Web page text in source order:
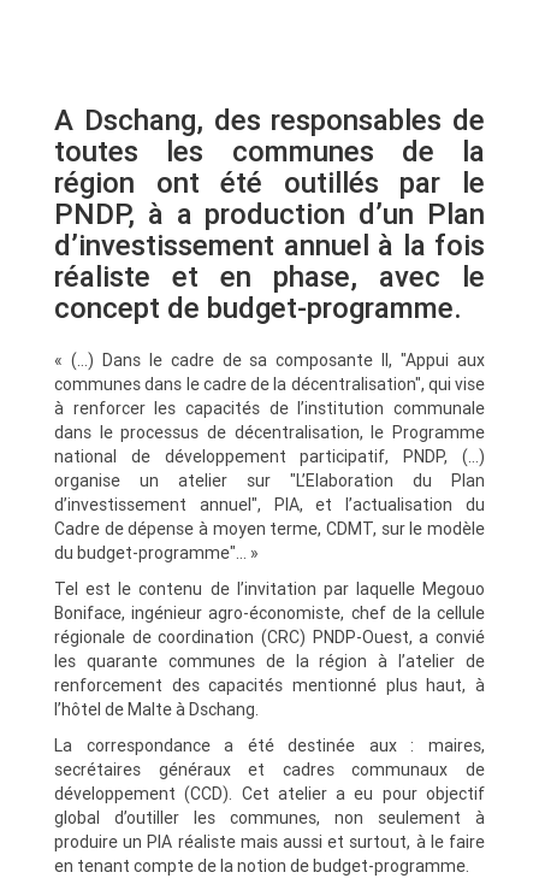
A Dschang, des responsables de
toutes les communes de la
région ont été outillés par le
PNDP, à a production d’un Plan
d’investissement annuel à la fois
réaliste et en phase, avec le
concept de budget-programme.
« (…) Dans le cadre de sa composante II, "Appui aux
communes dans le cadre de la décentralisation", qui vise
à renforcer les capacités de l’institution communale
dans le processus de décentralisation, le Programme
national de développement participatif, PNDP, (…)
organise un atelier sur "L’Elaboration du Plan
d’investissement annuel", PIA, et l’actualisation du
Cadre de dépense à moyen terme, CDMT, sur le modèle
du budget-programme"… »
Tel est le contenu de l’invitation par laquelle Megouo
Boniface, ingénieur agro-économiste, chef de la cellule
régionale de coordination (CRC) PNDP-Ouest, a convié
les quarante communes de la région à l’atelier de
renforcement des capacités mentionné plus haut, à
l’hôtel de Malte à Dschang.
La correspondance a été destinée aux : maires,
secrétaires généraux et cadres communaux de
développement (CCD). Cet atelier a eu pour objectif
global d’outiller les communes, non seulement à
produire un PIA réaliste mais aussi et surtout, à le faire
en tenant compte de la notion de budget-programme.